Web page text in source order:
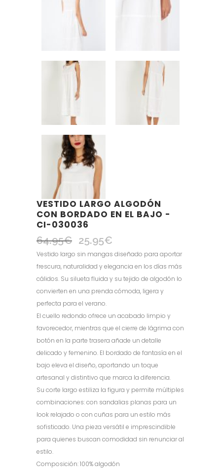
VESTIDO LARGO ALGODÓN
CON BORDADO EN EL BAJO -
CI-030036
64.95€
El
precio
original
era:
64.95€.
25.95€
precio
actual
es:
25.95€.
Vestido largo sin mangas diseñado para aportar
frescura, naturalidad y elegancia en los días más
cálidos. Su silueta fluida y su tejido de algodón lo
convierten en una prenda cómoda, ligera y
perfecta para el verano.
El cuello redondo ofrece un acabado limpio y
favorecedor, mientras que el cierre de lágrima con
botón en la parte trasera añade un detalle
delicado y femenino. El bordado de fantasía en el
bajo eleva el diseño, aportando un toque
artesanal y distintivo que marca la diferencia.
Su corte largo estiliza la figura y permite múltiples
combinaciones: con sandalias planas para un
look relajado o con cuñas para un estilo más
sofisticado. Una pieza versátil e imprescindible
para quienes buscan comodidad sin renunciar al
estilo.
Composición: 100% algodón